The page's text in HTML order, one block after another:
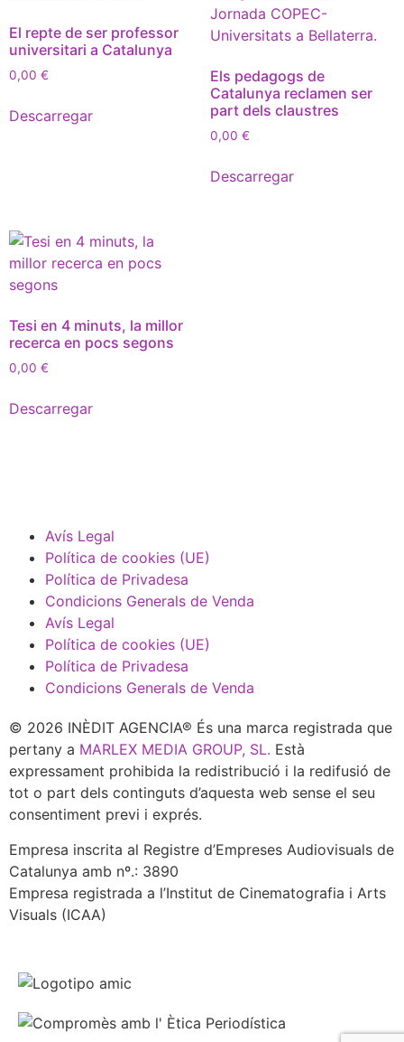
El repte de ser professor
universitari a Catalunya
0,00 €
Descarregar
Els pedagogs de
Catalunya reclamen ser
part dels claustres
0,00 €
Descarregar
Tesi en 4 minuts, la millor
recerca en pocs segons
0,00 €
Descarregar
Avís Legal
Política de cookies (UE)
Política de Privadesa
Condicions Generals de Venda
Avís Legal
Política de cookies (UE)
Política de Privadesa
Condicions Generals de Venda
© 2026 INÈDIT AGENCIA® És una marca registrada que
pertany a MARLEX MEDIA GROUP, SL. Està
expressament prohibida la redistribució i la redifusió de
tot o part dels continguts d’aquesta web sense el seu
consentiment previ i exprés.
Empresa inscrita al Registre d’Empreses Audiovisuals de
Catalunya amb nº.: 3890
Empresa registrada a l’Institut de Cinematografia i Arts
Visuals (ICAA)